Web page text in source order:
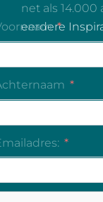
net als
eerdere